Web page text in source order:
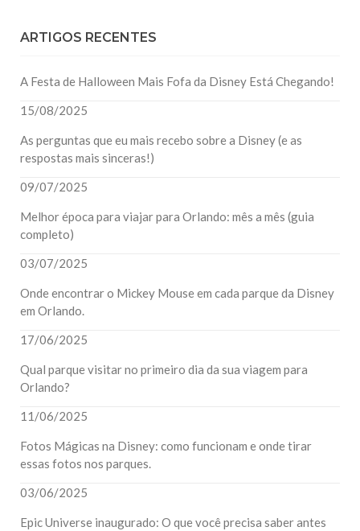
ARTIGOS RECENTES
A Festa de Halloween Mais Fofa da Disney Está Chegando!
15/08/2025
As perguntas que eu mais recebo sobre a Disney (e as
respostas mais sinceras!)
09/07/2025
Melhor época para viajar para Orlando: mês a mês (guia
completo)
03/07/2025
Onde encontrar o Mickey Mouse em cada parque da Disney
em Orlando.
17/06/2025
Qual parque visitar no primeiro dia da sua viagem para
Orlando?
11/06/2025
Fotos Mágicas na Disney: como funcionam e onde tirar
essas fotos nos parques.
03/06/2025
Epic Universe inaugurado: O que você precisa saber antes